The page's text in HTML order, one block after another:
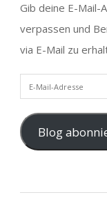
Gib deine E-Mail-
verpassen und
via E-Mail zu
E-Mail-Adresse
Blog